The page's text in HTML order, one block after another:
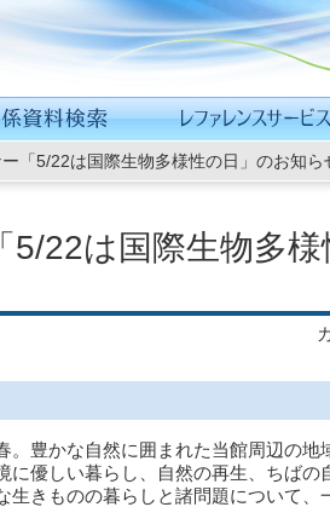
「5/22は国際生物多様性の日」のお知ら
22は国際生物多
豊かな自然に囲まれた当館周辺の地
優しい暮らし、自然の再生、ちばの
きものの暮らしと諸問題について、